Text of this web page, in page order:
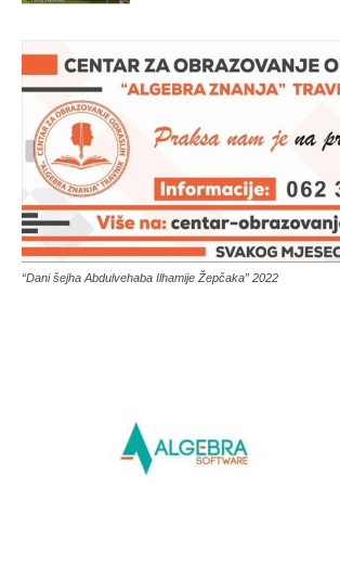
“Dani šejha Abdulvehaba Ilhamije Žepčaka” 2022